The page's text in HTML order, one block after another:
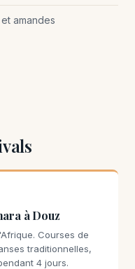
amandes
à Douz
Courses de
traditionnelles,
4 jours.